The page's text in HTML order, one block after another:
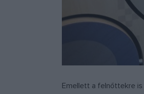
Emellett a felnőttekre is